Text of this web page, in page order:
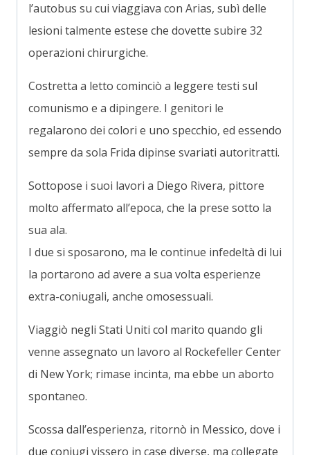
l’autobus su cui viaggiava con Arias, subì delle
lesioni talmente estese che dovette subire 32
operazioni chirurgiche.
Costretta a letto cominciò a leggere testi sul
comunismo e a dipingere. I genitori le
regalarono dei colori e uno specchio, ed essendo
sempre da sola Frida dipinse svariati autoritratti.
Sottopose i suoi lavori a Diego Rivera, pittore
molto affermato all’epoca, che la prese sotto la
sua ala.
I due si sposarono, ma le continue infedeltà di lui
la portarono ad avere a sua volta esperienze
extra-coniugali, anche omosessuali.
Viaggiò negli Stati Uniti col marito quando gli
venne assegnato un lavoro al Rockefeller Center
di New York; rimase incinta, ma ebbe un aborto
spontaneo.
Scossa dall’esperienza, ritornò in Messico, dove i
due coniugi vissero in case diverse, ma collegate